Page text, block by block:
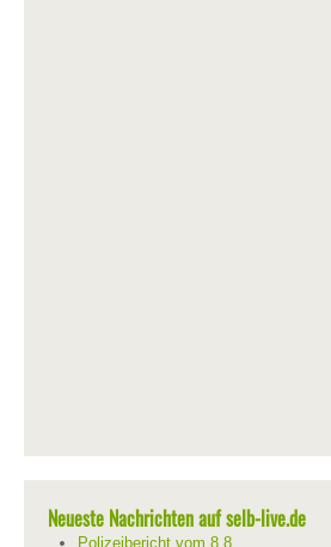
Neueste Nachrichten auf selb-live.de
Polizeibericht vom 8.8.